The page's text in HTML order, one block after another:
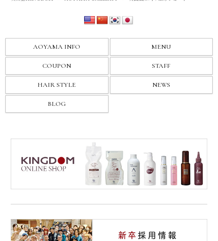
AOYAMA INFO MENU
COUPON STAFF
HAIR STYLE NEWS
BLOG